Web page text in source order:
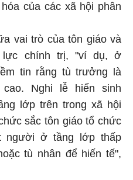
của các xã hội phân
vai trò của tôn giáo và
lực chính trị, "ví dụ, ở
tin rằng tù trưởng là
Nghi lễ hiến sinh
lớp trên trong xã hội
sắc tôn giáo tổ chức
người ở tầng lớp thấp
tù nhân để hiến tế",